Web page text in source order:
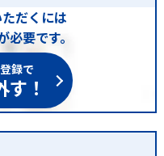
だくには
要です。
録で
！